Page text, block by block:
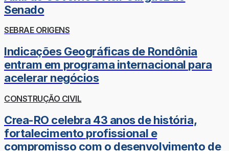
Senado
SEBRAE ORIGENS
Indicações Geográficas de Rondônia
entram em programa internacional para
acelerar negócios
CONSTRUÇÃO CIVIL
Crea-RO celebra 43 anos de história,
fortalecimento profissional e
compromisso com o desenvolvimento de